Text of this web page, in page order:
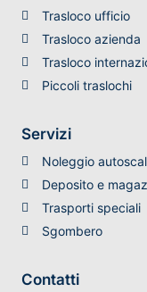
Trasloco ufficio
Trasloco azienda
Trasloco
Piccoli traslochi
Servizi
Noleggio
Deposito e
Trasporti speciali
Sgombero
Contatti